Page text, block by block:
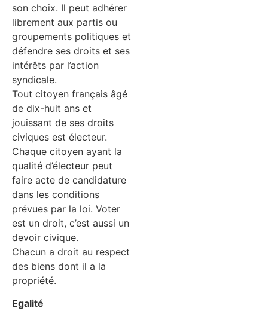
son choix. Il peut adhérer
librement aux partis ou
groupements politiques et
défendre ses droits et ses
intérêts par l’action
syndicale.
Tout citoyen français âgé
de dix-huit ans et
jouissant de ses droits
civiques est électeur.
Chaque citoyen ayant la
qualité d’électeur peut
faire acte de candidature
dans les conditions
prévues par la loi. Voter
est un droit, c’est aussi un
devoir civique.
Chacun a droit au respect
des biens dont il a la
propriété.
Egalité